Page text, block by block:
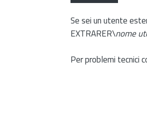
Se sei un utente
EXTRARER\nome
Per problemi tecnici